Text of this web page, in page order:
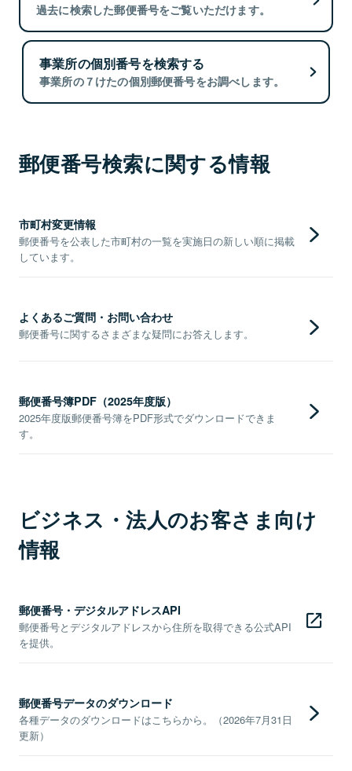
過去に検索した郵便番号をご覧いただけます。
事業所の個別番号を検索する
事業所の７けたの個別郵便番号をお調べします。
郵便番号検索に関する情報
市町村変更情報
郵便番号を公表した市町村の一覧を実施日の新しい順に掲載
しています。
よくあるご質問・お問い合わせ
郵便番号に関するさまざまな疑問にお答えします。
郵便番号簿PDF（2025年度版）
2025年度版郵便番号簿をPDF形式でダウンロードできま
す。
ビジネス・法人のお客さま向け
情報
郵便番号・デジタルアドレスAPI
郵便番号とデジタルアドレスから住所を取得できる公式API
を提供。
郵便番号データのダウンロード
各種データのダウンロードはこちらから。（2026年7月31日
更新）